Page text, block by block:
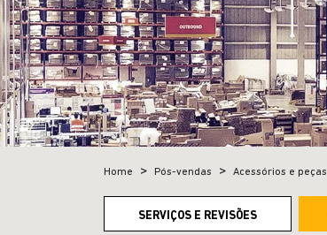
Home Pós-vendas Acessórios e peças
SERVIÇOS E REVISÕES